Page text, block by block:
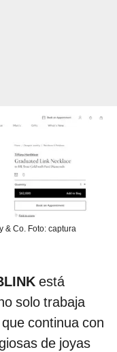
& Co. Foto: captura
está
solo trabaja
continua con
de joyas